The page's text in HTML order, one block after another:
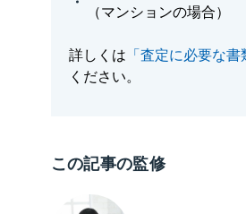
（マンションの場合）
詳しくは 「査定に必要な書
ください。
この記事の監修